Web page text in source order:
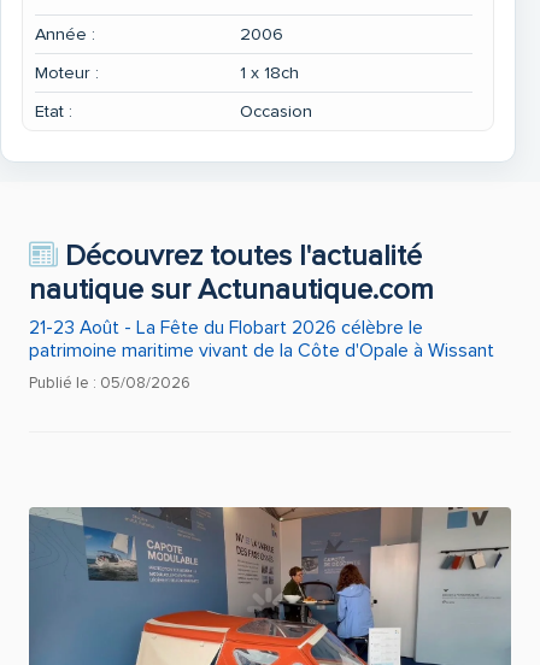
Année :
2006
Moteur :
1 x 18ch
Etat :
Occasion
Découvrez toutes l'actualité
nautique sur Actunautique.com
21-23 Août - La Fête du Flobart 2026 célèbre le
patrimoine maritime vivant de la Côte d'Opale à Wissant
Publié le : 05/08/2026